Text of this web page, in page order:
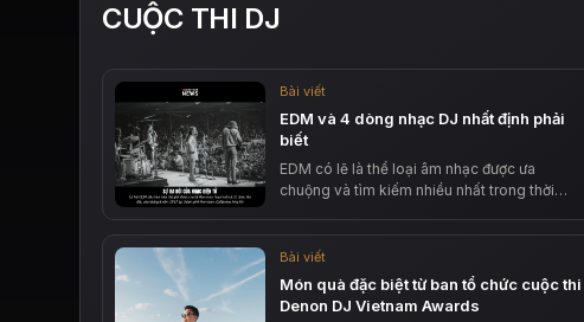
CUỘC THI DJ
Bài viết
EDM và 4 dòng nhạc DJ nhất định phải
biết
EDM có lẽ là thể loại âm nhạc được ưa
chuộng và tìm kiếm nhiều nhất trong thời…
Bài viết
Món quà đặc biệt từ ban tổ chức cuộc thi
Denon DJ Vietnam Awards